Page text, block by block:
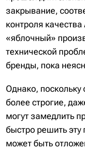
закрывание,
контроля
«яблочный»
технической
бренды, пока
Однако, поскольку
более строгие,
могут замедлить
быстро решить эту
может быть